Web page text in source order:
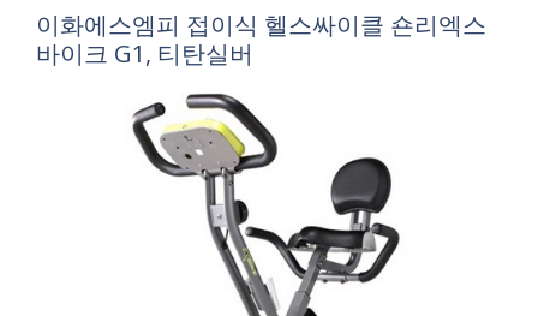
이화에스엠피 접이식 헬스싸이클 숀리엑스
바이크 G1, 티탄실버